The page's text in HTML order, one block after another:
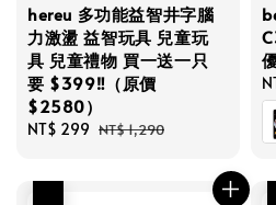
hereu 多功能益智井字腦
力激盪 益智玩具 兒童玩
具 兒童禮物 買一送一只
要 $399‼️（原價
$2580）
Sale
NT$ 299 Regular
NT$ 1,290